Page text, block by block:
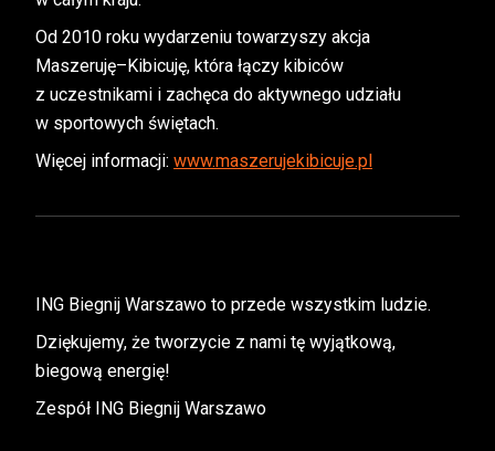
Od 2010 roku wydarzeniu towarzyszy akcja
Maszeruję–Kibicuję, która łączy kibiców
z uczestnikami i zachęca do aktywnego udziału
w sportowych świętach.
Więcej informacji: www.maszerujekibicuje.pl
ING Biegnij Warszawo to przede wszystkim ludzie.
Dziękujemy, że tworzycie z nami tę wyjątkową,
biegową energię!
Zespół ING Biegnij Warszawo